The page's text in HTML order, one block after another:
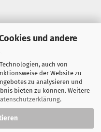
und andere
auch von
der Website zu
zu analysieren und
bieten zu können. Weitere
.